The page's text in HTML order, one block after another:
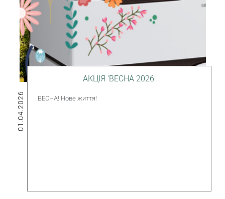
01.04.2026
АКЦІЯ 'ВЕСНА 2026'
ВЕСНА! Нове життя!